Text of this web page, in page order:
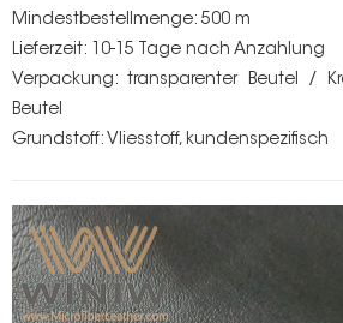
Mindestbestellmenge: 500 m
Lieferzeit: 10-15 Tage nach Anzahlung
Verpackung: transparenter Beutel /
Beutel
Grundstoff: Vliesstoff, kundenspezifisch